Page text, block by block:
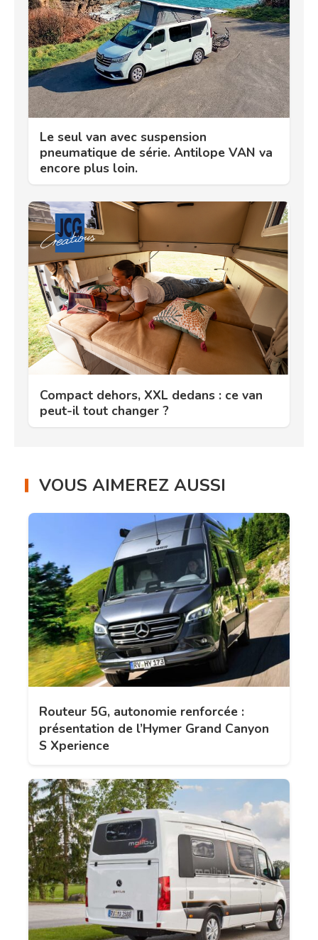
Le seul van avec suspension
pneumatique de série. Antilope VAN va
encore plus loin.
Compact dehors, XXL dedans : ce van
peut-il tout changer ?
VOUS AIMEREZ AUSSI
Routeur 5G, autonomie renforcée :
présentation de l’Hymer Grand Canyon
S Xperience